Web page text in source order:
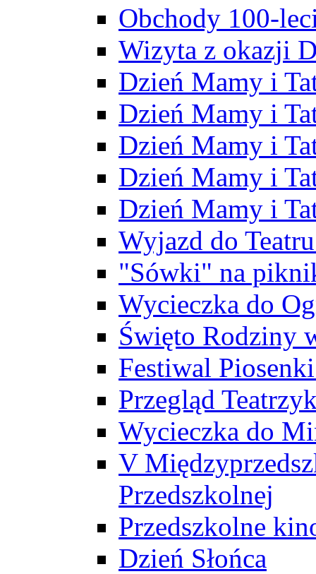
Obchody 100-
Wizyta z okazji
Dzień Mamy i
Dzień Mamy i
Dzień Mamy i
Dzień Mamy i
Dzień Mamy i
Wyjazd do
"Sówki" na
Wycieczka do
Święto Rodziny
Festiwal
Przegląd
Wycieczka do
V
Przedszkolnej
Przedszkolne
Dzień Słońca